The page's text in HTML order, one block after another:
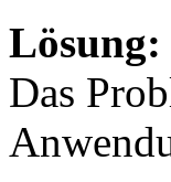
Lösung:
Das